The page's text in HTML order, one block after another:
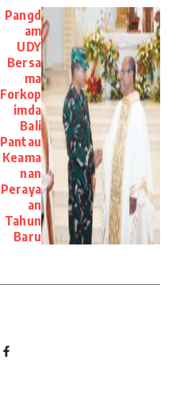
Pangd
am
UDY
Bersa
ma
Forkop
imda
Bali
Pantau
Keama
nan
Peraya
an
Tahun
Baru